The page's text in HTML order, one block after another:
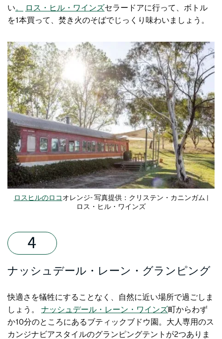
い。 ロス・ヒル・ワインズセラードアに行って、ボトル
を1本買って、焚き火のそばでじっくり味わいましょう。
ロスヒルのロコ オレンジ- 写真提供：クリステン・カニンガム |
ロス・ヒル・ワインズ
ナッシュデール・レーン・グランピング
快適さを犠牲にすることなく、自然に近い場所で過ごしま
しょう。 ナッシュデール・レーン・ワインズ町からわず
か10分のところにあるブティックブドウ園。大人専用のス
カンジナビアスタイルのグランピングテントが2つありま